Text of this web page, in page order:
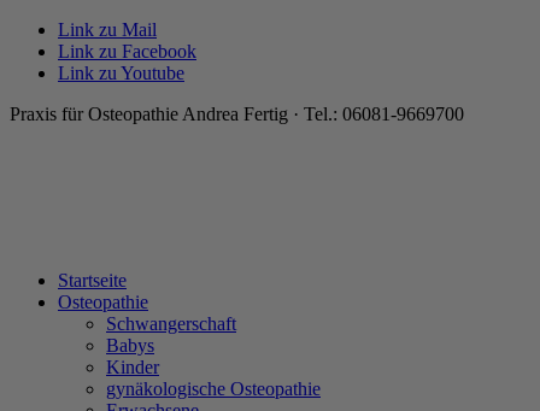
Link zu Mail
Link zu Facebook
Link zu Youtube
Praxis für Osteopathie Andrea Fertig · Tel.: 06081-9669700
Startseite
Osteopathie
Schwangerschaft
Babys
Kinder
gynäkologische Osteopathie